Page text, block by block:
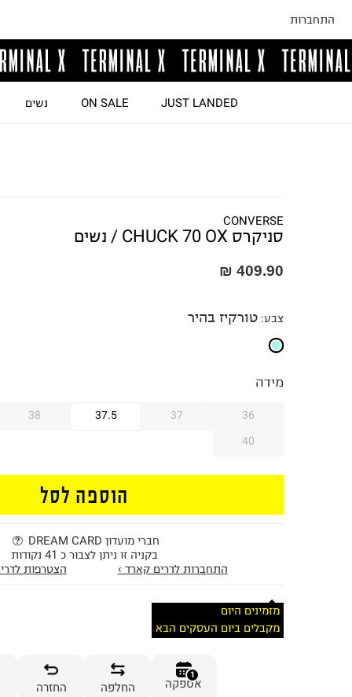
התחברות
JUST LANDED
ON SALE נשים
CONVERSE
סניקרס CHUCK 70 OX / נשים
409.90 ₪
צבע: טורקיז בהיר
מידה
36
37
37.5
38
40
הוספה לסל
חברי מועדון DREAM CARD
בקניה זו ניתן לצבור כ 41 נקודות
התחברות לדרים קארד ›
הצטרפות
מזמינים היום
מקבלים ביום העסקים הבא
1
אספקה החלפה החזרה